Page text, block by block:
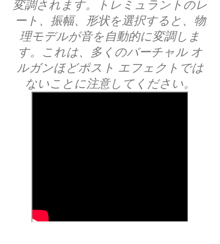
変調されます。トレミュラントのレ
ート、振幅、形状を選択すると、物
理モデルが音を自動的に変調しま
す。これは、多くのバーチャル オ
ルガンほどポスト エフェクトでは
ないことに注意してください。